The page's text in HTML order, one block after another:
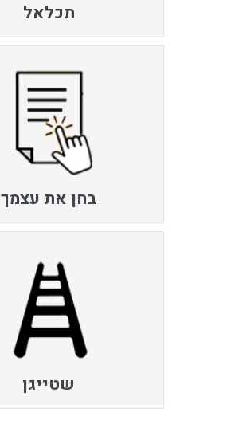
תכלאל
בחן את עצמך
שטייגן